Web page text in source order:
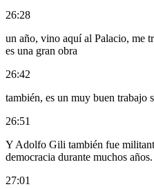
26:28
un año, vino aquí al Palacio, me
es una gran obra
26:42
también, es un muy buen trabajo
26:51
Y Adolfo Gili también fue
democracia durante muchos años.
27:01